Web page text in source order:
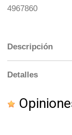
4967860
Descripción
Detalles